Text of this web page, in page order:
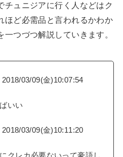
チュニジアに行く人などはク
ほど必需品と言われるかわか
つづつ解説していきます。
2018/03/09(金)10:07:54
いい
2018/03/09(金)10:11:20